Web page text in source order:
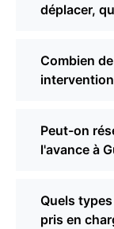
déplacer,
Combien
Peut-on
l'avance à
Quels
pris en